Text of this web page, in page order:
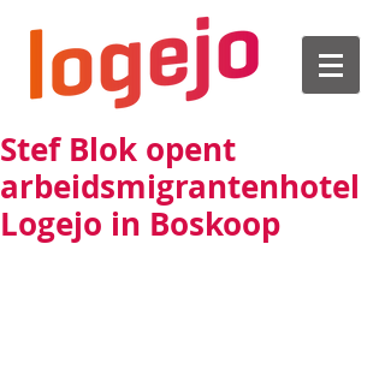
Stef Blok opent
arbeidsmigrantenhotel
Logejo in Boskoop